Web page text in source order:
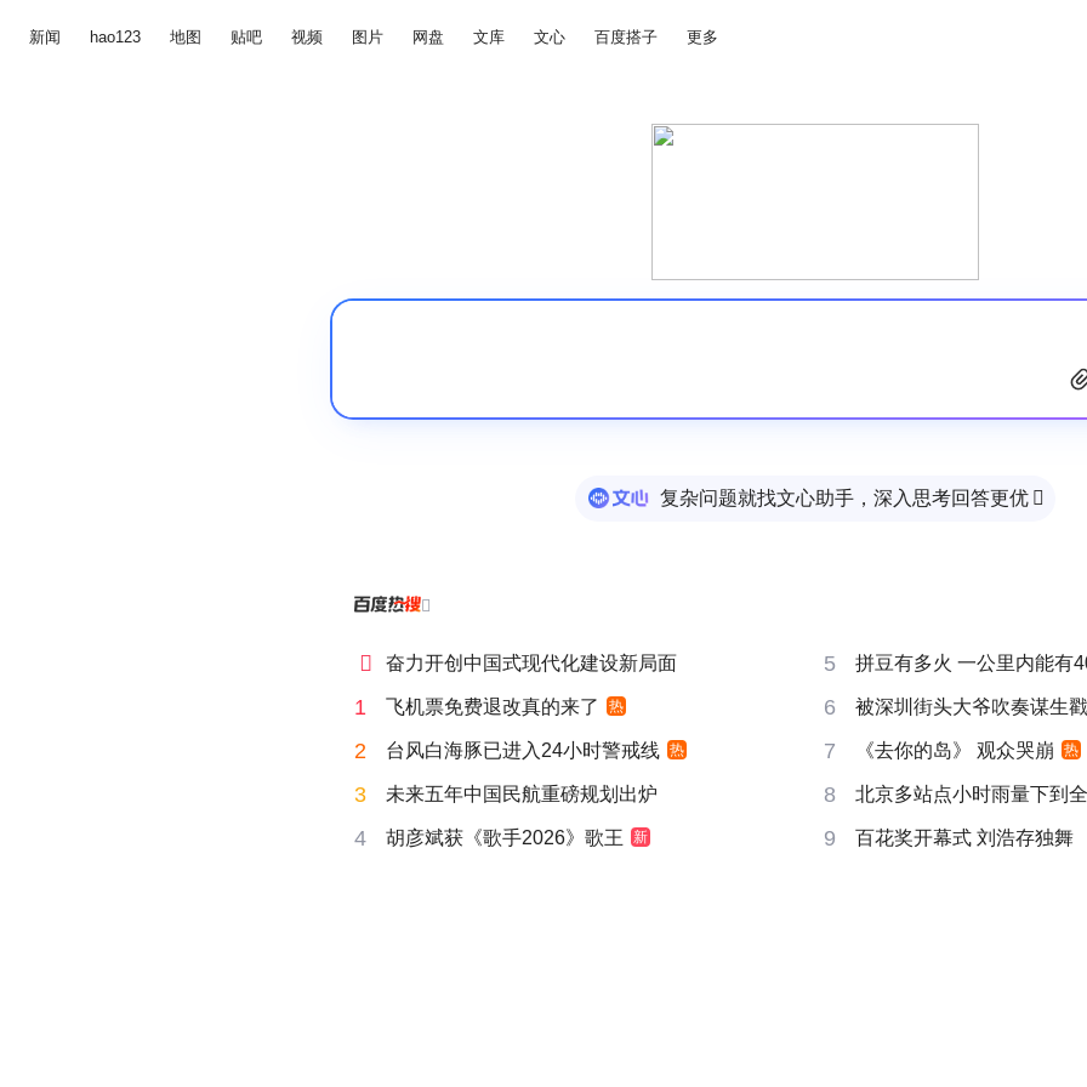
新闻 hao123 地图 贴吧 视频 图片 网盘 文库 文心 百度搭子 更多
复杂问题就找文心助手，深入思考回答更优 

 奋力开创中国式现代化建设新局面 5 拼豆有多火 一公里内能有
1 飞机票免费退改真的来了 热 6 被深圳街头大爷吹奏谋生
2 台风白海豚已进入24小时警戒线 热 7 《去你的岛》 观众哭崩 热
3 未来五年中国民航重磅规划出炉 8 北京多站点小时雨量下到
4 胡彦斌获《歌手2026》歌王 新 9 百花奖开幕式 刘浩存独舞